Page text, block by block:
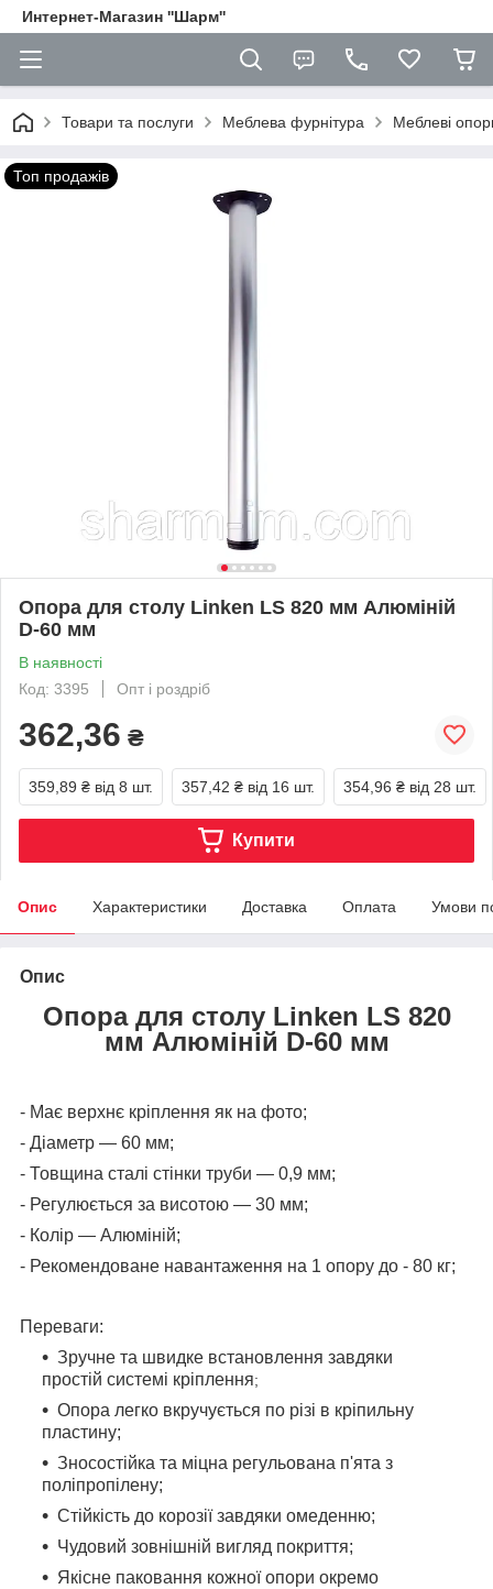
Интернет-Магазин ''Шарм''
Товари та послуги Меблева фурнітура Меблеві
Топ продажів
Опора для столу Linken LS 820 мм Алюміній
D-60 мм
В наявності
Код: 3395
Опт і роздріб
362,36 ₴
359,89 ₴ від 8 шт. 357,42 ₴ від 16 шт. 354,96 ₴ від 28 шт.
Купити
Опис Характеристики Доставка Оплата Умови
Опис
Опора для столу Linken LS 820
мм Алюміній D-60 мм
- Має верхнє кріплення як на фото;
- Діаметр — 60 мм;
- Товщина сталі стінки труби — 0,9 мм;
- Регулюється за висотою — 30 мм;
- Колір — Алюміній;
- Рекомендоване навантаження на 1 опору до - 80 кг;
Переваги:
Зручне та швидке встановлення завдяки
простій системі кріплення;
Опора легко вкручується по різі в кріпильну
пластину;
Зносостійка та міцна регульована п'ята з
поліпропілену;
Стійкість до корозії завдяки омеденню;
Чудовий зовнішній вигляд покриття;
Якісне паковання кожної опори окремо